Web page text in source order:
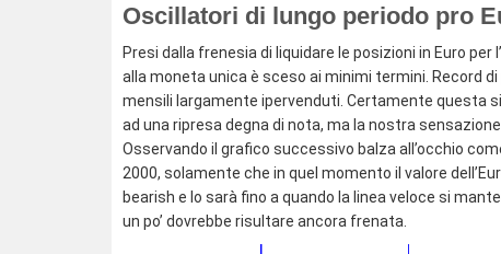
Oscillatori di lungo periodo pro
Presi dalla frenesia di liquidare le posizioni in Euro
alla moneta unica è sceso ai minimi termini. Record
mensili largamente ipervenduti. Certamente questa
ad una ripresa degna di nota, ma la nostra
Osservando il grafico successivo balza all’occhio
2000, solamente che in quel momento il valore
bearish e lo sarà fino a quando la linea veloce si
un po’ dovrebbe risultare ancora frenata.